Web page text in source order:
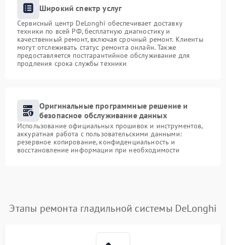
Широкий спектр услуг
Сервисный центр DeLonghi обеспечивает доставку
техники по всей РФ, бесплатную диагностику и
качественный ремонт, включая срочный ремонт. Клиенты
могут отслеживать статус ремонта онлайн. Также
предоставляется постгарантийное обслуживание для
продления срока службы техники
Оригинальные программные решение и
безопасное обслуживание данных
Использование официальных прошивок и инструментов,
аккуратная работа с пользовательскими данными:
резервное копирование, конфиденциальность и
восстановление информации при необходимости
Этапы ремонта гладильной системы DeLonghi